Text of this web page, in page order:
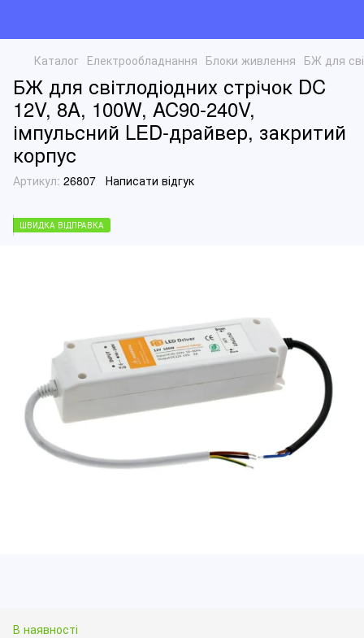
Каталог Електрообладнання Блоки живлення БЖ для
БЖ для світлодіодних стрічок DC
12V, 8A, 100W, AC90-240V,
імпульсний LED-драйвер, закритий
корпус
Артикул: 26807 Написати відгук
ШВИДКА ВІДПРАВКА
В наявності